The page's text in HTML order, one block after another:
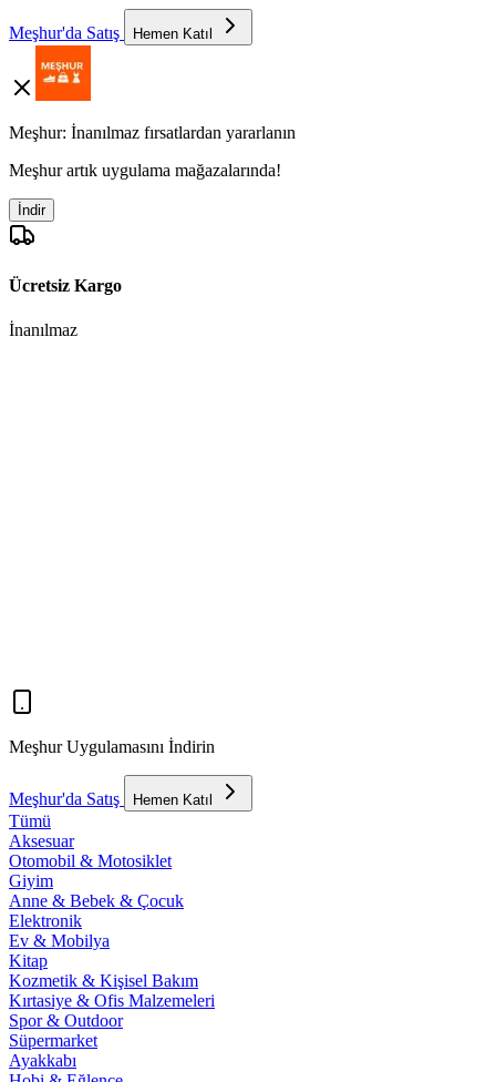
Meşhur'da Satış Hemen Katıl
Meşhur: İnanılmaz fırsatlardan yararlanın
Meşhur artık uygulama mağazalarında!
İndir
Ücretsiz Kargo
İnanılmaz
Meşhur Uygulamasını İndirin
Meşhur'da Satış Hemen Katıl
Tümü
Aksesuar
Otomobil & Motosiklet
Giyim
Anne & Bebek & Çocuk
Elektronik
Ev & Mobilya
Kitap
Kozmetik & Kişisel Bakım
Kırtasiye & Ofis Malzemeleri
Spor & Outdoor
Süpermarket
Ayakkabı